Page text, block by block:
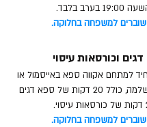
בערב בלבד.
וכורסאות עיסוי
למתחם אקווה ספא באייסמול או
20 דקות ש
ל ספא דגים